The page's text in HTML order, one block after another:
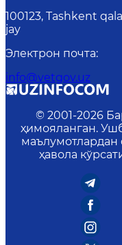
100123, Tashkent
jay
Электрон почта:
info@vetgov.uz
© 2001-2026
ҳимояланган.
маълумотлардан
ҳавола